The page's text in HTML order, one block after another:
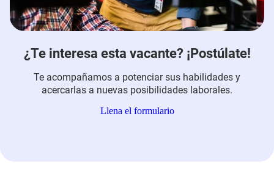
¿Te interesa esta vacante? ¡Postúlate!
Te acompañamos a potenciar sus habilidades y
acercarlas a nuevas posibilidades laborales.
Llena el formulario